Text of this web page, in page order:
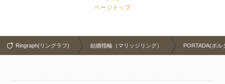
ページトップ
Ringraph(リングラフ) 結婚指輪（マリッジリング） PORTADA(ポル